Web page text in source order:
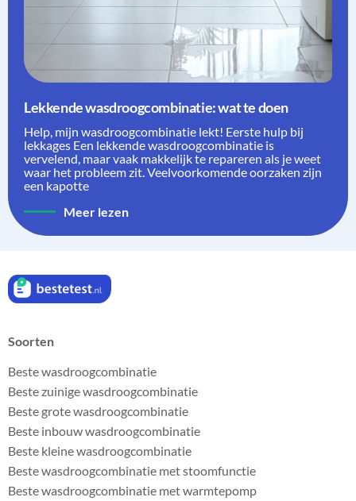
Lekkende wasdroogcombinatie: wat te doen
Help, mijn wasdroogcombinatie lekt! Eerste hulp bij
lekkages Een lekkende wasdroogcombinatie is
vervelend, maar vaak makkelijk te repareren als je weet
waar het probleem zit. Veelvoorkomende oorzaken zijn
een kapotte
Meer lezen
Soorten
Beste wasdroogcombinatie
Beste zuinige wasdroogcombinatie
Beste grote wasdroogcombinatie
Beste inbouw wasdroogcombinatie
Beste kleine wasdroogcombinatie
Beste wasdroogcombinatie met stoomfunctie
Beste wasdroogcombinatie met warmtepomp